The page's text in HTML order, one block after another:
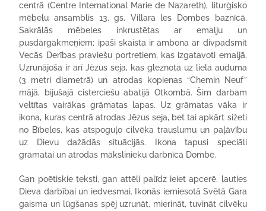
centrā (Centre International Marie de Nazareth), liturģisko
mēbeļu ansamblis 13. gs. Villara les Dombes baznīcā.
Sakrālās mēbeles inkrustētas ar emalju un
pusdārgakmeņiem; īpaši skaista ir ambona ar divpadsmit
Vecās Derības praviešu portretiem, kas izgatavoti emaljā.
Uzrunājoša ir arī Jēzus seja, kas gleznota uz liela auduma
(3 metri diametrā) un atrodas kopienas “Chemin Neuf”
mājā, bijušajā cisterciešu abatijā Otkombā. Šim darbam
veltītas vairākas grāmatas lapas. Uz grāmatas vāka ir
ikona, kuras centrā atrodas Jēzus seja, bet tai apkārt sižeti
no Bībeles, kas atspoguļo cilvēka trauslumu un paļāvību
uz Dievu dažādās situācijās. Ikona tapusi speciāli
gramatai un atrodas mākslinieku darbnīcā Dombē.
Gan poētiskie teksti, gan attēli palīdz ieiet apcerē, ļauties
Dieva darbībai un iedvesmai. Ikonās iemiesotā Svētā Gara
gaisma un lūgšanas spēj uzrunāt, mierināt, tuvināt cilvēku